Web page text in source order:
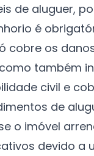
de aluguer,
é
cobre os
também
civil e
de
o imóvel
devido a